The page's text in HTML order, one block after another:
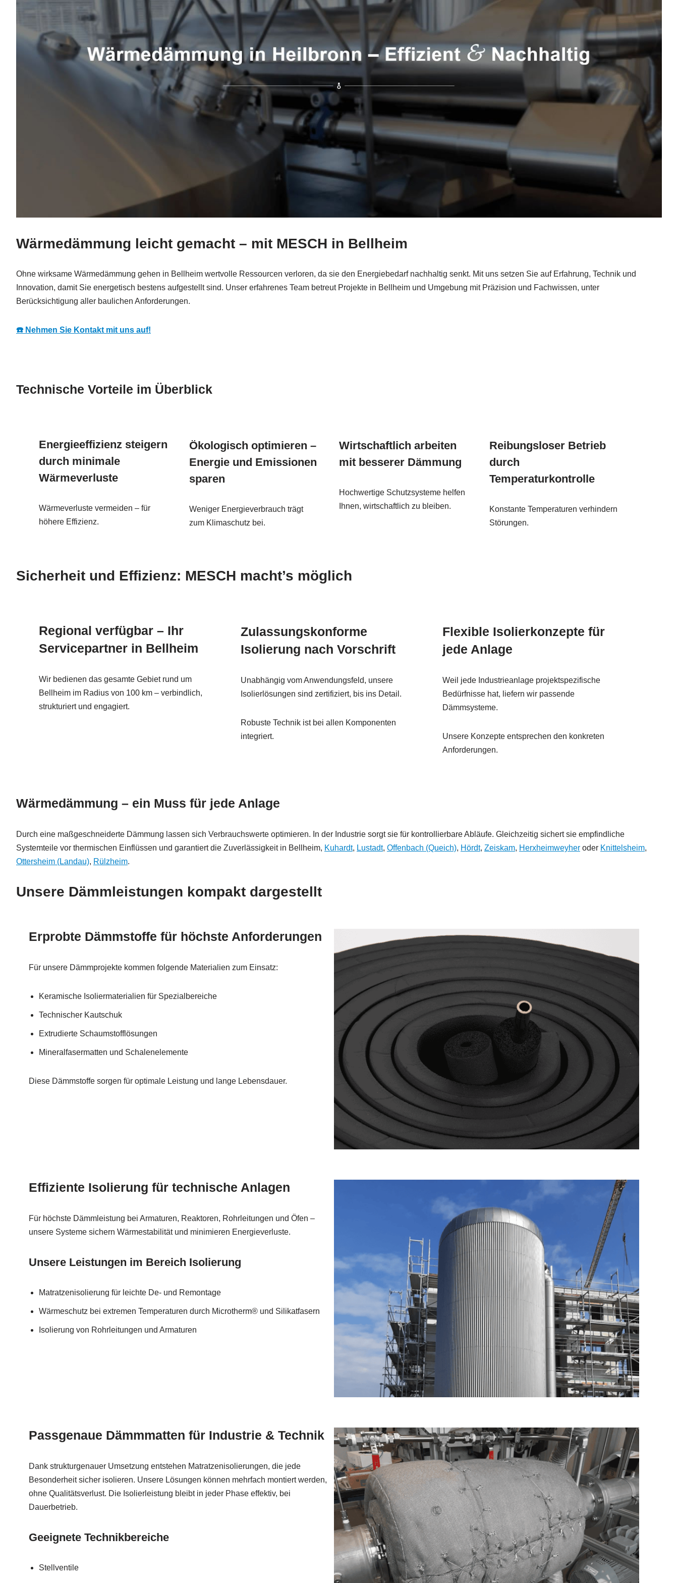
Wärmedämmung leicht gemacht – mit MESCH in Bellheim
Ohne wirksame Wärmedämmung gehen in Bellheim wertvolle Ressourcen verloren, da sie den Energiebedarf nachhaltig senkt. Mit uns setzen Sie auf Erfahrung, Technik und
Innovation, damit Sie energetisch bestens aufgestellt sind. Unser erfahrenes Team betreut Projekte in Bellheim und Umgebung mit Präzision und Fachwissen, unter
Berücksichtigung aller baulichen Anforderungen.
☎️ Nehmen Sie Kontakt mit uns auf!
Technische Vorteile im Überblick
Energieeffizienz steigern
durch minimale
Wärmeverluste
Wärmeverluste vermeiden – für
höhere Effizienz.
Ökologisch optimieren –
Energie und Emissionen
sparen
Weniger Energieverbrauch trägt
zum Klimaschutz bei.
Wirtschaftlich arbeiten
mit besserer Dämmung
Hochwertige Schutzsysteme helfen
Ihnen, wirtschaftlich zu bleiben.
Reibungsloser Betrieb
durch
Temperaturkontrolle
Konstante Temperaturen verhindern
Störungen.
Sicherheit und Effizienz: MESCH macht’s möglich
Regional verfügbar – Ihr
Servicepartner in Bellheim
Wir bedienen das gesamte Gebiet rund um
Bellheim im Radius von 100 km – verbindlich,
strukturiert und engagiert.
Zulassungskonforme
Isolierung nach Vorschrift
Unabhängig vom Anwendungsfeld, unsere
Isolierlösungen sind zertifiziert, bis ins Detail.
Robuste Technik ist bei allen Komponenten
integriert.
Flexible Isolierkonzepte für
jede Anlage
Weil jede Industrieanlage projektspezifische
Bedürfnisse hat, liefern wir passende
Dämmsysteme.
Unsere Konzepte entsprechen den konkreten
Anforderungen.
Wärmedämmung – ein Muss für jede Anlage
Durch eine maßgeschneiderte Dämmung lassen sich Verbrauchswerte optimieren. In der Industrie sorgt sie für kontrollierbare Abläufe. Gleichzeitig sichert sie empfindliche
Systemteile vor thermischen Einflüssen und garantiert die Zuverlässigkeit in Bellheim, Kuhardt, Lustadt, Offenbach (Queich), Hördt, Zeiskam, Herxheimweyher oder Knittelsheim,
Ottersheim (Landau), Rülzheim.
Unsere Dämmleistungen kompakt dargestellt
Erprobte Dämmstoffe für höchste Anforderungen
Für unsere Dämmprojekte kommen folgende Materialien zum Einsatz:
Keramische Isoliermaterialien für Spezialbereiche
Technischer Kautschuk
Extrudierte Schaumstofflösungen
Mineralfasermatten und Schalenelemente
Diese Dämmstoffe sorgen für optimale Leistung und lange Lebensdauer.
Effiziente Isolierung für technische Anlagen
Für höchste Dämmleistung bei Armaturen, Reaktoren, Rohrleitungen und Öfen –
unsere Systeme sichern Wärmestabilität und minimieren Energieverluste.
Unsere Leistungen im Bereich Isolierung
Matratzenisolierung für leichte De- und Remontage
Wärmeschutz bei extremen Temperaturen durch Microtherm® und Silikatfasern
Isolierung von Rohrleitungen und Armaturen
Passgenaue Dämmmatten für Industrie & Technik
Dank strukturgenauer Umsetzung entstehen Matratzenisolierungen, die jede
Besonderheit sicher isolieren. Unsere Lösungen können mehrfach montiert werden,
ohne Qualitätsverlust. Die Isolierleistung bleibt in jeder Phase effektiv, bei
Dauerbetrieb.
Geeignete Technikbereiche
Stellventile